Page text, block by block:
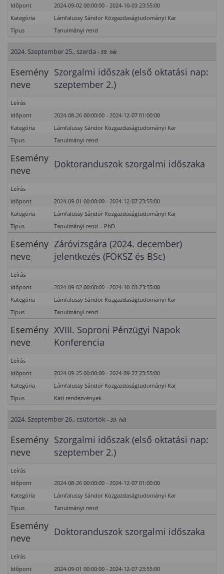
Időpont
2024-09-02 00:00:00 - 2024-10-03 23:55:00
Kategória
Lámfalussy Sándor Közgazdaságtudományi Kar
Típus
Tanulmányi rend
2024. Szeptember 25., szerda - 39. hét
Esemény
neve
Szorgalmi időszak (első oktatási nap:
szeptember 2.)
Leírás
Időpont
2024-08-26 00:00:00 - 2024-12-07 01:00:00
Kategória
Lámfalussy Sándor Közgazdaságtudományi Kar
Típus
Tanulmányi rend
Esemény
neve
Doktoranduszok szorgalmi időszaka
Leírás
Időpont
2024-09-01 00:00:00 - 2024-12-07 23:55:00
Kategória
Lámfalussy Sándor Közgazdaságtudományi Kar
Típus
Tanulmányi rend – PhD
Esemény
neve
Záróvizsgára (2024. december)
jelentkezés (FOKSZ és BSc)
Leírás
Időpont
2024-09-02 00:00:00 - 2024-10-03 23:55:00
Kategória
Lámfalussy Sándor Közgazdaságtudományi Kar
Típus
Tanulmányi rend
Esemény
neve
XVIII. Soproni Pénzügyi Napok
Konferencia
Leírás
Időpont
2024-09-25 00:00:00 - 2024-09-27 23:55:00
Kategória
Lámfalussy Sándor Közgazdaságtudományi Kar
Típus
Kari rendezvények
2024. Szeptember 26., csütörtök - 39. hét
Esemény
neve
Szorgalmi időszak (első oktatási nap:
szeptember 2.)
Leírás
Időpont
2024-08-26 00:00:00 - 2024-12-07 01:00:00
Kategória
Lámfalussy Sándor Közgazdaságtudományi Kar
Típus
Tanulmányi rend
Esemény
neve
Doktoranduszok szorgalmi időszaka
Leírás
Időpont
2024-09-01 00:00:00 - 2024-12-07 23:55:00